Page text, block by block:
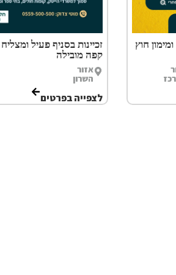
חוץ
זכיינות בסניף פעיל
קפה מובילה
אזור
השרון
לצפייה בפרטים